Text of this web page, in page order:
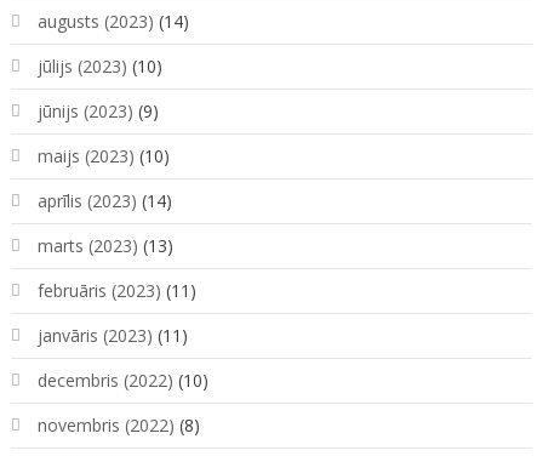
augusts (2023) (14)
jūlijs (2023) (10)
jūnijs (2023) (9)
maijs (2023) (10)
aprīlis (2023) (14)
marts (2023) (13)
februāris (2023) (11)
janvāris (2023) (11)
decembris (2022) (10)
novembris (2022) (8)